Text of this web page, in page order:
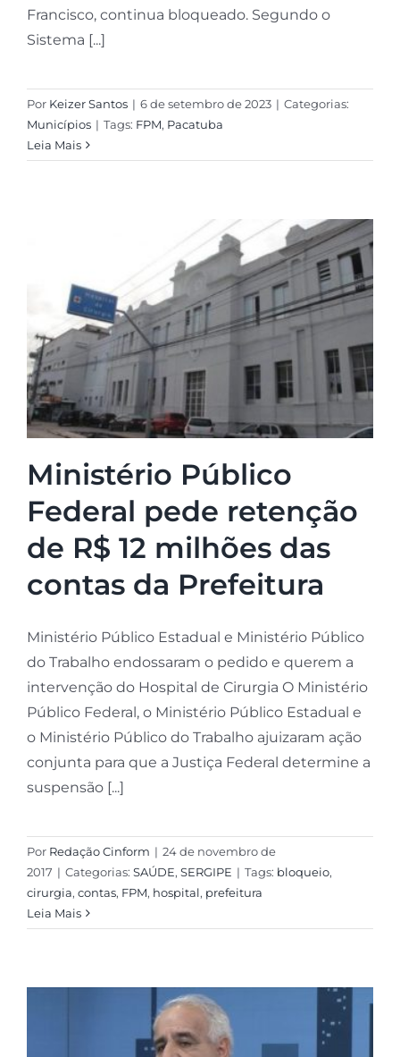
Francisco, continua bloqueado. Segundo o
Sistema [...]
Por Keizer Santos | 6 de setembro de 2023 | Categorias:
Municípios | Tags: FPM, Pacatuba
Leia Mais
Ministério Público
Federal pede retenção
de R$ 12 milhões das
contas da Prefeitura
Ministério Público Estadual e Ministério Público
do Trabalho endossaram o pedido e querem a
intervenção do Hospital de Cirurgia O Ministério
Público Federal, o Ministério Público Estadual e
o Ministério Público do Trabalho ajuizaram ação
conjunta para que a Justiça Federal determine a
suspensão [...]
Por Redação Cinform | 24 de novembro de
2017 | Categorias: SAÚDE, SERGIPE | Tags: bloqueio,
cirurgia, contas, FPM, hospital, prefeitura
Leia Mais